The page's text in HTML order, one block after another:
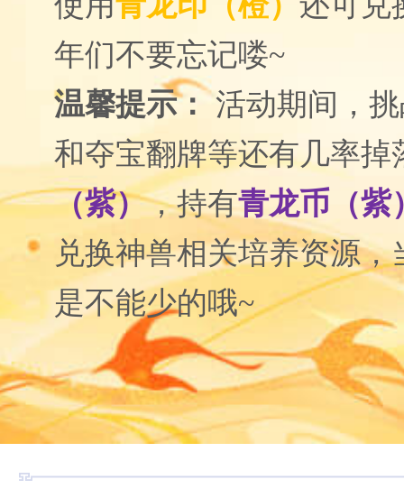
年们不要忘记喽~
温馨提示： 活动期间，
和夺宝翻牌等还有几率掉
（紫），持有青龙币 （紫
兑换神兽相关培养资源
是不能少的哦~